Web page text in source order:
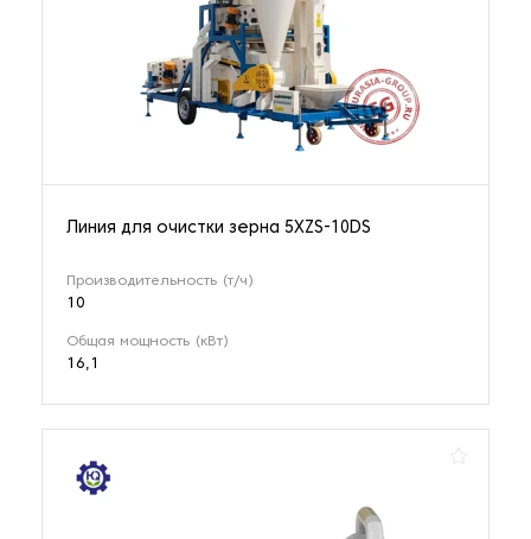
Линия для очистки зерна 5XZS-10DS
Производительность (т/ч)
10
Общая мощность (кВт)
16,1